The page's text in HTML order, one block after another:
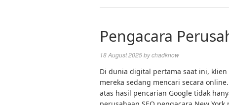
Pengacara
18 August 2025bychadknow
Di dunia digital pertama saat ini,
mereka sedang mencari secara
atas hasil pencarian Google tidak